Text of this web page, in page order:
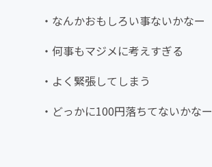
・なんかおもしろい事ないかなー
・何事もマジメに考えすぎる
・よく緊張してしまう
・どっかに100円落ちてないかなー